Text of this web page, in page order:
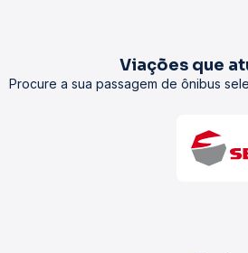
Viações que
Procure a sua passagem de ônibus